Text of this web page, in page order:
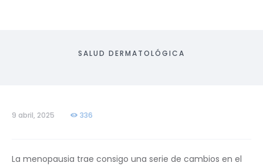
SALUD DERMATOLÓGICA
9 abril, 2025 336
La menopausia trae consigo una serie de cambios en el